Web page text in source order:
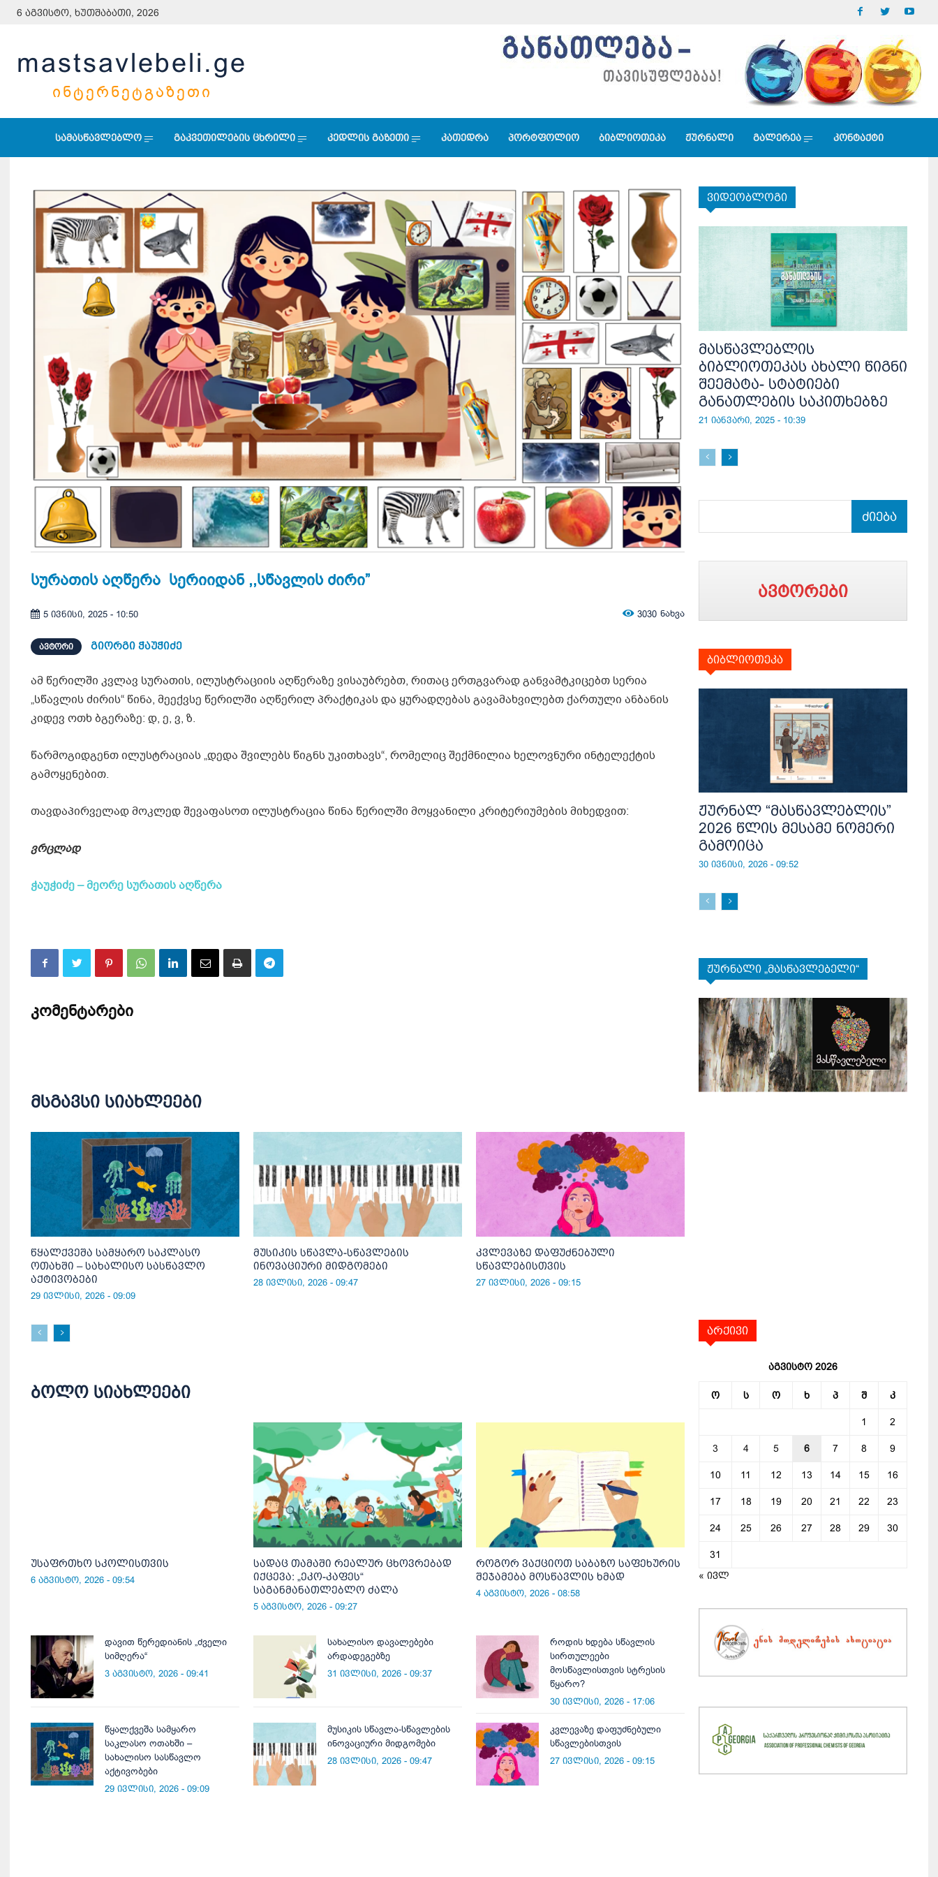
6 აგვისტო, ხუთშაბათი, 2026
mastsavlebeli.ge
ᲘᲜᲢᲔᲠᲜᲔᲢᲒᲐᲖᲔᲗᲘ
სამასწავლებლო გაკვეთილების ცხრილი კედლის გაზეთი კათედრა პორტფოლიო ბიბლიოთეკა ჟურნალი გალერეა კონტაქტი
სურათის აღწერა სერიიდან ,,სწავლის ძირი”
5 ივნისი, 2025 - 10:50 3030 ნახვა
ᲐᲕᲢᲝᲠᲘ გიორგი ჭაუჭიძე
ამ წერილში კვლავ სურათის, ილუსტრაციის აღწერაზე ვისაუბრებთ, რითაც ერთგვარად განვამტკიცებთ სერია
„სწავლის ძირის“ წინა, მეექვსე წერილში აღწერილ პრაქტიკას და ყურადღებას გავამახვილებთ ქართული ანბანის
კიდევ ოთხ ბგერაზე: დ, ე, ვ, ზ.
წარმოგიდგენთ ილუსტრაციას „დედა შვილებს წიგნს უკითხავს“, რომელიც შექმნილია ხელოვნური ინტელექტის
გამოყენებით.
თავდაპირველად მოკლედ შევაფასოთ ილუსტრაცია წინა წერილში მოყვანილი კრიტერიუმების მიხედვით:
ვრცლად
ჭაუჭიძე – მეორე სურათის აღწერა
კომენტარები
მსგავსი სიახლეები
წყალქვეშა სამყარო საკლასო
ოთახში – სახალისო სასწავლო
აქტივობები
29 ივლისი, 2026 - 09:09
მუსიკის სწავლა-სწავლების
ინოვაციური მიდგომები
28 ივლისი, 2026 - 09:47
კვლევაზე დაფუძნებული
სწავლებისთვის
27 ივლისი, 2026 - 09:15
ბოლო სიახლეები
უსაფრთხო სკოლისთვის
6 აგვისტო, 2026 - 09:54
სადაც თამაში რეალურ ცხოვრებად
იქცევა: „ეკო-კაფეს“
საგანმანათლებლო ძალა
5 აგვისტო, 2026 - 09:27
როგორ ვაქციოთ საბაზო საფეხურის
შეჯამება მოსწავლის ხმად
4 აგვისტო, 2026 - 08:58
დავით წერედიანის „ძველი
სიმღერა“
3 აგვისტო, 2026 - 09:41
სახალისო დავალებები
არდადეგებზე
31 ივლისი, 2026 - 09:37
როდის ხდება სწავლის
სირთულეები
მოსწავლისთვის სტრესის
წყარო?
30 ივლისი, 2026 - 17:06
წყალქვეშა სამყარო
საკლასო ოთახში –
სახალისო სასწავლო
აქტივობები
29 ივლისი, 2026 - 09:09
მუსიკის სწავლა-სწავლების
ინოვაციური მიდგომები
28 ივლისი, 2026 - 09:47
კვლევაზე დაფუძნებული
სწავლებისთვის
27 ივლისი, 2026 - 09:15
ვიდეობლოგი
მასწავლებლის
ბიბლიოთეკას ახალი წიგნი
შეემატა- სტატიები
განათლების საკითხებზე
21 იანვარი, 2025 - 10:39
ძიება
ავტორები
ბიბლიოთეკა
ჟურნალ “მასწავლებლის”
2026 წლის მესამე ნომერი
გამოიცა
30 ივნისი, 2026 - 09:52
ჟურნალი „მასწავლებელი“
არქივი
აგვისტო 2026
ო ს ო ხ პ შ კ
1 2
3 4 5 6 7 8 9
10 11 12 13 14 15 16
17 18 19 20 21 22 23
24 25 26 27 28 29 30
31
« ივლ